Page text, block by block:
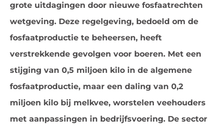
grote uitdagingen door nieuwe fosfaatrechten
wetgeving. Deze regelgeving, bedoeld om de
fosfaatproductie te beheersen, heeft
verstrekkende gevolgen voor boeren. Met een
stijging van 0,5 miljoen kilo in de algemene
fosfaatproductie, maar een daling van 0,2
miljoen kilo bij melkvee, worstelen veehouders
met aanpassingen in bedrijfsvoering. De sector